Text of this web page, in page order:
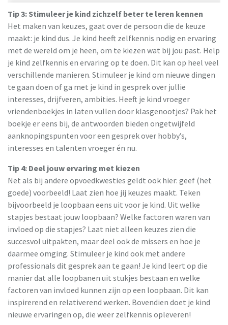
Tip 3: Stimuleer je kind zichzelf beter te leren kennen
Het maken van keuzes, gaat over de persoon die de keuze
maakt: je kind dus. Je kind heeft zelfkennis nodig en ervaring
met de wereld om je heen, om te kiezen wat bij jou past. Help
je kind zelfkennis en ervaring op te doen. Dit kan op heel veel
verschillende manieren. Stimuleer je kind om nieuwe dingen
te gaan doen of ga met je kind in gesprek over jullie
interesses, drijfveren, ambities. Heeft je kind vroeger
vriendenboekjes in laten vullen door klasgenootjes? Pak het
boekje er eens bij, de antwoorden bieden ongetwijfeld
aanknopingspunten voor een gesprek over hobby’s,
interesses en talenten vroeger én nu.
Tip 4: Deel jouw ervaring met kiezen
Net als bij andere opvoedkwesties geldt ook hier: geef (het
goede) voorbeeld! Laat zien hoe jij keuzes maakt. Teken
bijvoorbeeld je loopbaan eens uit voor je kind. Uit welke
stapjes bestaat jouw loopbaan? Welke factoren waren van
invloed op die stapjes? Laat niet alleen keuzes zien die
succesvol uitpakten, maar deel ook de missers en hoe je
daarmee omging. Stimuleer je kind ook met andere
professionals dit gesprek aan te gaan! Je kind leert op die
manier dat alle loopbanen uit stukjes bestaan en welke
factoren van invloed kunnen zijn op een loopbaan. Dit kan
inspirerend en relativerend werken. Bovendien doet je kind
nieuwe ervaringen op, die weer zelfkennis opleveren!